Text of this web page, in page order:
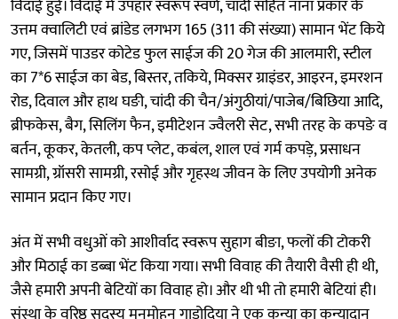
विदाई हुई। विदाई में उपहार स्वरूप स्वर्ण, चांदी सहित नाना प्रकार के
उत्तम क्वालिटी एवं ब्रांडेड लगभग 165 (311 की संख्या) सामान भेंट किये
गए, जिसमें पाउडर कोटेड फुल साईज की 20 गेज की आलमारी, स्टील
का 7*6 साईज का बेड, बिस्तर, तकिये, मिक्सर ग्राइंडर, आइरन, इमरशन
रोड, दिवाल और हाथ घङी, चांदी की चैन/अंगुठीयां/पाजेब/बिछिया आदि,
ब्रीफकेस, बैग, सिलिंग फैन, इमीटेशन ज्वैलरी सेट, सभी तरह के कपङे व
बर्तन, कूकर, केतली, कप प्लेट, कबंल, शाल एवं गर्म कपड़े, प्रसाधन
सामग्री, ग्रॉसरी सामग्री, रसोई और गृहस्थ जीवन के लिए उपयोगी अनेक
सामान प्रदान किए गए।
अंत में सभी वधुओं को आशीर्वाद स्वरूप सुहाग बीङा, फलों की टोकरी
और मिठाई का डब्बा भेंट किया गया। सभी विवाह की तैयारी वैसी ही थी,
जैसे हमारी अपनी बेटियों का विवाह हो। और थी भी तो हमारी बेटियां ही।